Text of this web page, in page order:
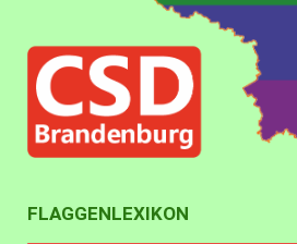
FLAGGENLEXIKON